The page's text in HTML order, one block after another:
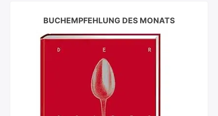
BUCHEMPFEHLUNG DES MONATS